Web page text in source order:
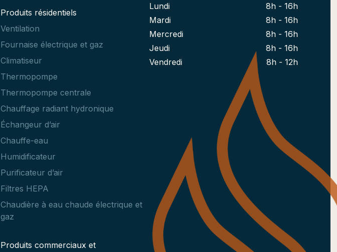
Produits résidentiels
Ventilation
Fournaise électrique et gaz
Climatiseur
Thermopompe
Thermopompe centrale
Chauffage radiant hydronique
Échangeur d’air
Chauffe-eau
Humidificateur
Purificateur d’air
Filtres HEPA
Chaudière à eau chaude électrique et
gaz
Produits commerciaux et
Lundi
8h - 16h
Mardi
8h - 16h
Mercredi
8h - 16h
Jeudi
8h - 16h
Vendredi
8h - 12h